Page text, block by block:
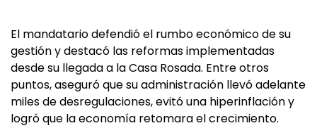
El mandatario defendió el rumbo económico de su
gestión y destacó las reformas implementadas
desde su llegada a la Casa Rosada. Entre otros
puntos, aseguró que su administración llevó adelante
miles de desregulaciones, evitó una hiperinflación y
logró que la economía retomara el crecimiento.